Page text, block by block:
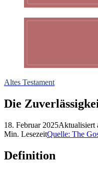
Altes Testament
Die
18. Februar 2025Aktualisiert
Min. LesezeitQuelle: The
Definition